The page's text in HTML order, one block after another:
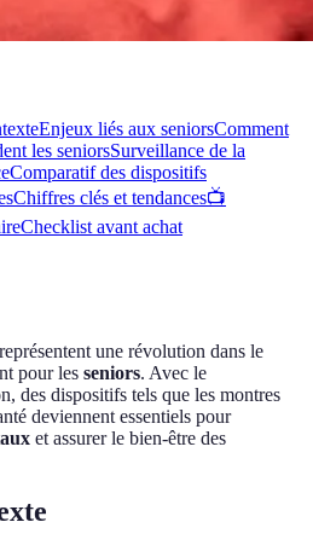
Enjeux liés aux seniorsComment
les seniorsSurveillance de la
Comparatif des dispositifs
Chiffres clés et tendances📺
Checklist avant achat
représentent une révolution dans le
pour les seniors. Avec le
des dispositifs tels que les montres
deviennent essentiels pour
et assurer le bien-être des